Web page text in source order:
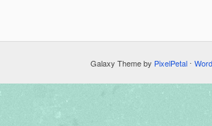
Galaxy Theme by PixelPetal ⋅